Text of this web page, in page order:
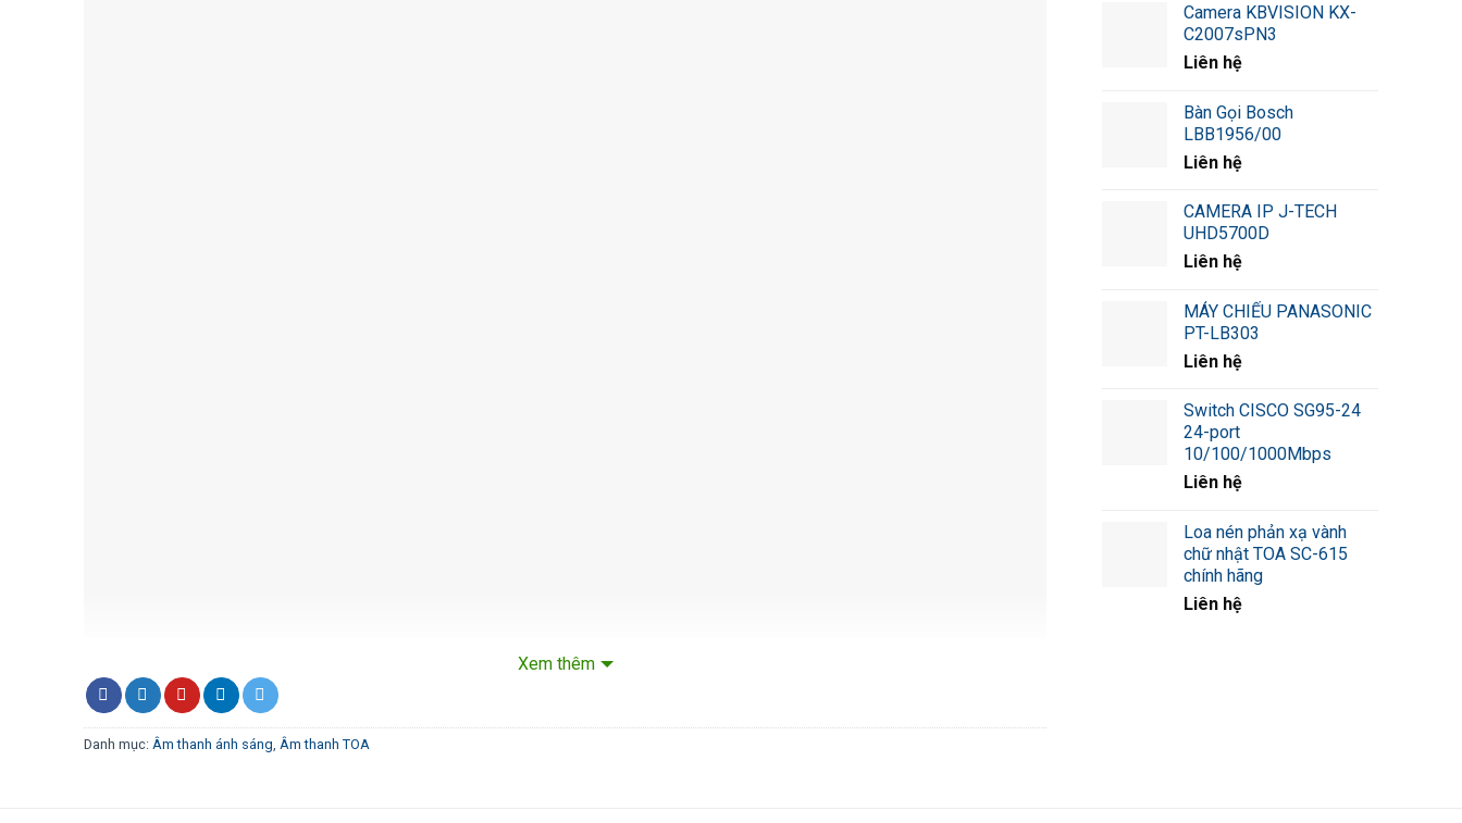
Xem thêm
Danh mục: Âm thanh ánh sáng Âm thanh TOA
Camera KBVISION KX-
C2007sPN3
Liên hệ
Bàn Gọi Bosch
LBB1956/00
Liên hệ
CAMERA IP J-TECH
UHD5700D
Liên hệ
MÁY CHIẾU PANASONIC
PT-LB303
Liên hệ
Switch CISCO SG95-24
24-port
10/100/1000Mbps
Liên hệ
Loa nén phản xạ vành
chữ nhật TOA SC-615
chính hãng
Liên hệ